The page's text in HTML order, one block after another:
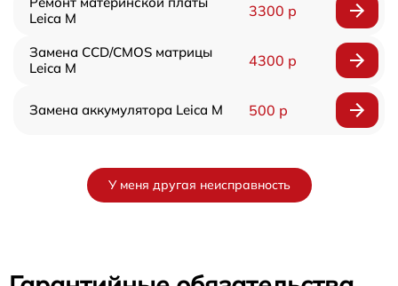
Leica M
3300 р
Замена CCD/CMOS матрицы
Leica M
4300 р
Замена аккумулятора Leica M 500 р
У меня другая неисправность